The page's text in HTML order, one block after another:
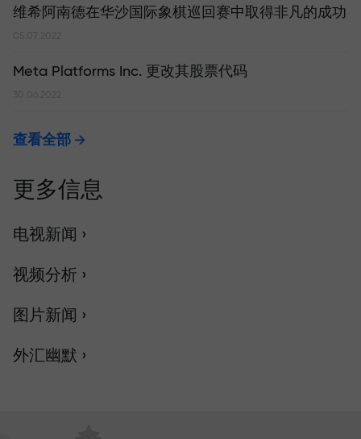
维希阿南德在华沙国际象棋巡回赛中取得非凡的成功
Meta Platforms Inc. 更改其股票代码
30.06.2022
查看全部
更多信息
电视新闻 ›
视频分析 ›
图片新闻 ›
外汇幽默 ›